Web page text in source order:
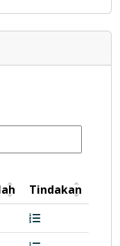
Tindakan